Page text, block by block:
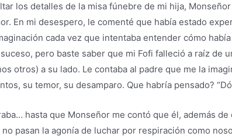
los detalles de la misa fúnebre de mi hija,
En mi desespero, le comenté que había estado
cada vez que intentaba entender cómo
pero baste saber que mi Fofi falleció a raíz de
otros) a su lado. Le contaba al padre que me la
su temor, su desamparo. Que habría pensado?
hasta que Monseñor me contó que él, además
pasan la agonía de luchar por respiración como